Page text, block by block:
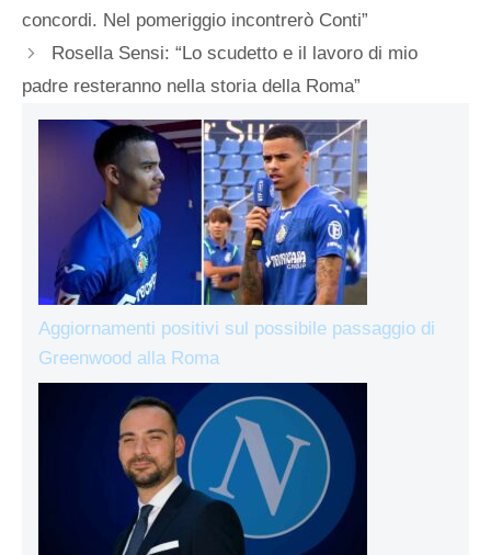
concordi. Nel pomeriggio incontrerò Conti”
Rosella Sensi: “Lo scudetto e il lavoro di mio
padre resteranno nella storia della Roma”
Aggiornamenti positivi sul possibile passaggio di
Greenwood alla Roma